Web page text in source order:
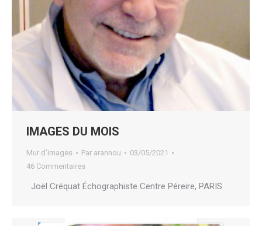
IMAGES DU MOIS
Mur d'images Par arannou
03/05/2021
46 Commentaires
Joël Créquat Échographiste Centre Péreire, PARIS